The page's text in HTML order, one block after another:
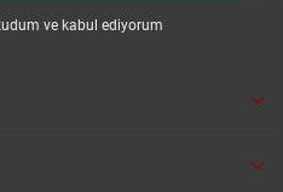
ve kabul ediyorum